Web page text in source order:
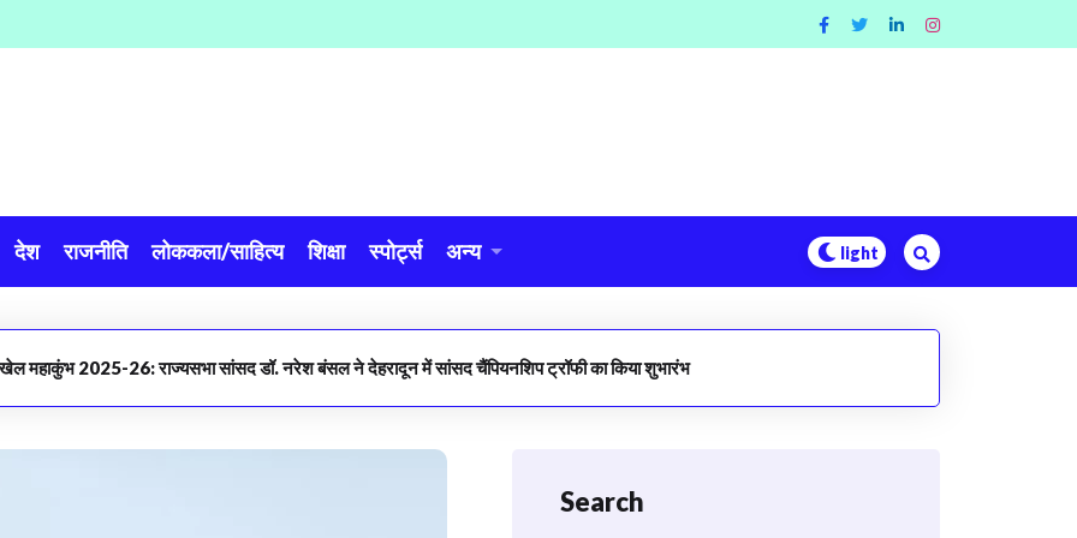
देश राजनीति लोककला/साहित्य शिक्षा स्पोर्ट्स अन्य
खेल महाकुंभ 2025-26: राज्यसभा सांसद डॉ. नरेश बंसल ने देहरादून में सांसद चैंपियनशिप ट्रॉफी का किया शुभारंभ
Search